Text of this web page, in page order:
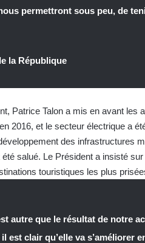
permettront sous peu, de
la République
Patrice Talon a mis en avant les
2016, et le secteur électrique a
des infrastructures
salué. Le Président a insisté
touristiques les plus
autre que le résultat de notre
clair qu’elle va s’améliorer